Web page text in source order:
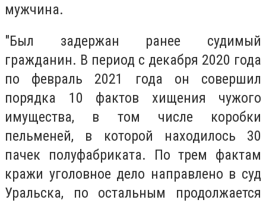
мужчина.
"Был задержан ранее судимый
гражданин. В период с декабря 2020 года
по февраль 2021 года он совершил
порядка 10 фактов хищения чужого
имущества, в том числе коробки
пельменей, в которой находилось 30
пачек полуфабриката. По трем фактам
кражи уголовное дело направлено в суд
Уральска, по остальным продолжается